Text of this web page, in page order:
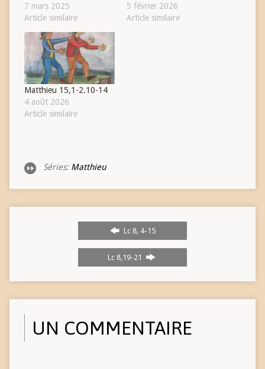
7 mars 2025
Article similaire
5 février 2026
Article similaire
Matthieu 15,1-2.10-14
4 août 2026
Article similaire
Séries: Matthieu
Lc 8, 4-15
Lc 8,19-21
UN COMMENTAIRE